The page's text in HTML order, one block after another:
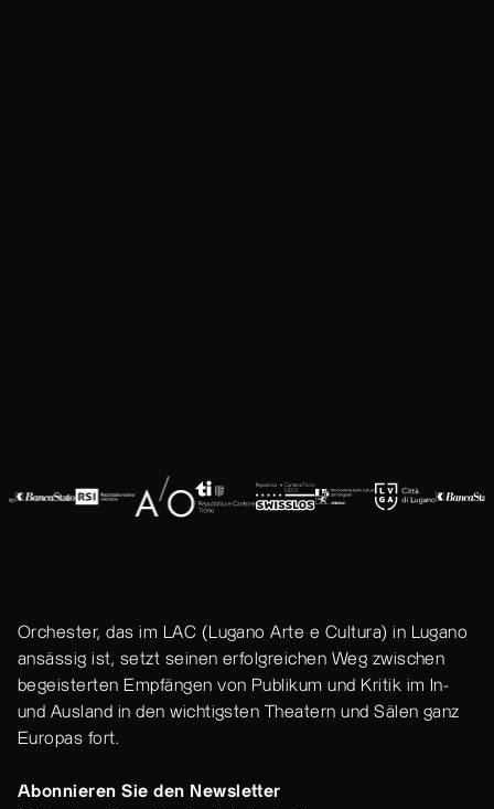
Orchester, das im LAC (Lugano Arte e Cultura) in Lugano
ansässig ist, setzt seinen erfolgreichen Weg zwischen
begeisterten Empfängen von Publikum und Kritik im In-
und Ausland in den wichtigsten Theatern und Sälen ganz
Europas fort.
Abonnieren Sie den Newsletter